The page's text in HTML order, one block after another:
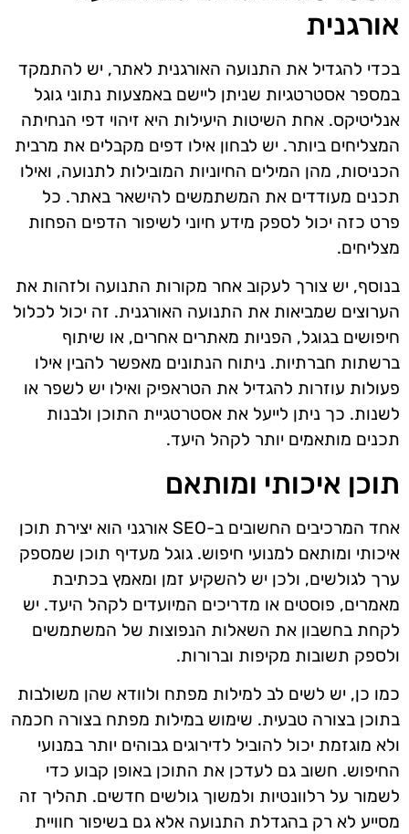
אורגנית
בכדי להגדיל את התנועה האורגנית לאתר, יש להתמקד
במספר אסטרטגיות שניתן ליישם באמצעות נתוני גוגל
אנליטיקס. אחת השיטות היעילות היא זיהוי דפי הנחיתה
המצליחים ביותר. יש לבחון אילו דפים מקבלים את מרבית
הכניסות, מהן המילים החיוניות המובילות לתנועה, ואילו
תכנים מעודדים את המשתמשים להישאר באתר. כל
פרט כזה יכול לספק מידע חיוני לשיפור הדפים הפחות
מצליחים.
בנוסף, יש צורך לעקוב אחר מקורות התנועה ולזהות את
הערוצים שמביאות את התנועה האורגנית. זה יכול לכלול
חיפושים בגוגל, הפניות מאתרים אחרים, או שיתוף
ברשתות חברתיות. ניתוח הנתונים מאפשר להבין אילו
פעולות עוזרות להגדיל את הטראפיק ואילו יש לשפר או
לשנות. כך ניתן לייעל את אסטרטגיית התוכן ולבנות
תכנים מותאמים יותר לקהל היעד.
תוכן איכותי ומותאם
אחד המרכיבים החשובים ב-SEO אורגני הוא יצירת תוכן
איכותי ומותאם למנועי חיפוש. גוגל מעדיף תוכן שמספק
ערך לגולשים, ולכן יש להשקיע זמן ומאמץ בכתיבת
מאמרים, פוסטים או מדריכים המיועדים לקהל היעד. יש
לקחת בחשבון את השאלות הנפוצות של המשתמשים
ולספק תשובות מקיפות וברורות.
כמו כן, יש לשים לב למילות מפתח ולוודא שהן משולבות
בתוכן בצורה טבעית. שימוש במילות מפתח בצורה חכמה
ולא מוגזמת יכול להוביל לדירוגים גבוהים יותר במנועי
החיפוש. חשוב גם לעדכן את התוכן באופן קבוע כדי
לשמור על רלוונטיות ולמשוך גולשים חדשים. תהליך זה
מסייע לא רק בהגדלת התנועה אלא גם בשיפור חוויית